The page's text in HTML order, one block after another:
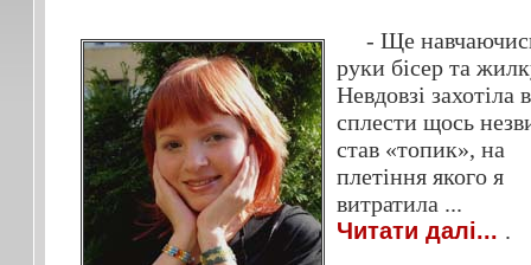
- Ще
руки бісер та
Невдовзі захотіла
сплести щось
став «топик», на
плетіння якого я
витратила ...
Читати далі... .